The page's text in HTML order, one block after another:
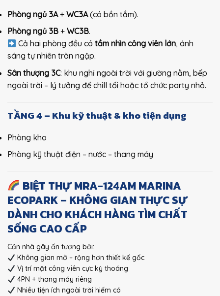
Phòng ngủ 3A+ WC3A(có bồn tắm).
Phòng ngủ 3B + WC3B.
Cả hai phòng đều cótầm nhìn công viên lớn, ánh
sáng tự nhiên tràn ngập.
Sân thượng 3C: khu nghỉ ngoài trời với giường nằm, bếp
ngoài trời – lý tưởng để chill tối hoặc tổ chức party nhỏ.
TẦNG 4 – Khu kỹ thuật & kho tiện dụng
Phòng kho
Phòng kỹ thuật điện – nước – thang máy
BIỆT THỰ MRA-124AM MARINA
ECOPARK – KHÔNG GIAN THỰC SỰ
DÀNH CHO KHÁCH HÀNG TÌM CHẤT
SỐNG CAO CẤP
Căn nhà gây ấn tượng bởi:
Không gian mở – rộng hơn thiết kế gốc
Vị trí mặt công viên cực kỳ thoáng
4PN + thang máy riêng
Nhiều tiện ích ngoài trời hiếm có